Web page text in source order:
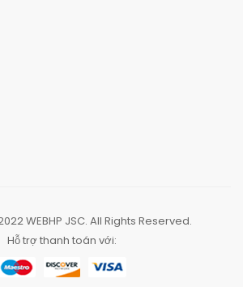
WEBHP JSC. All Rights Reserved.
Hỗ trợ thanh toán với: